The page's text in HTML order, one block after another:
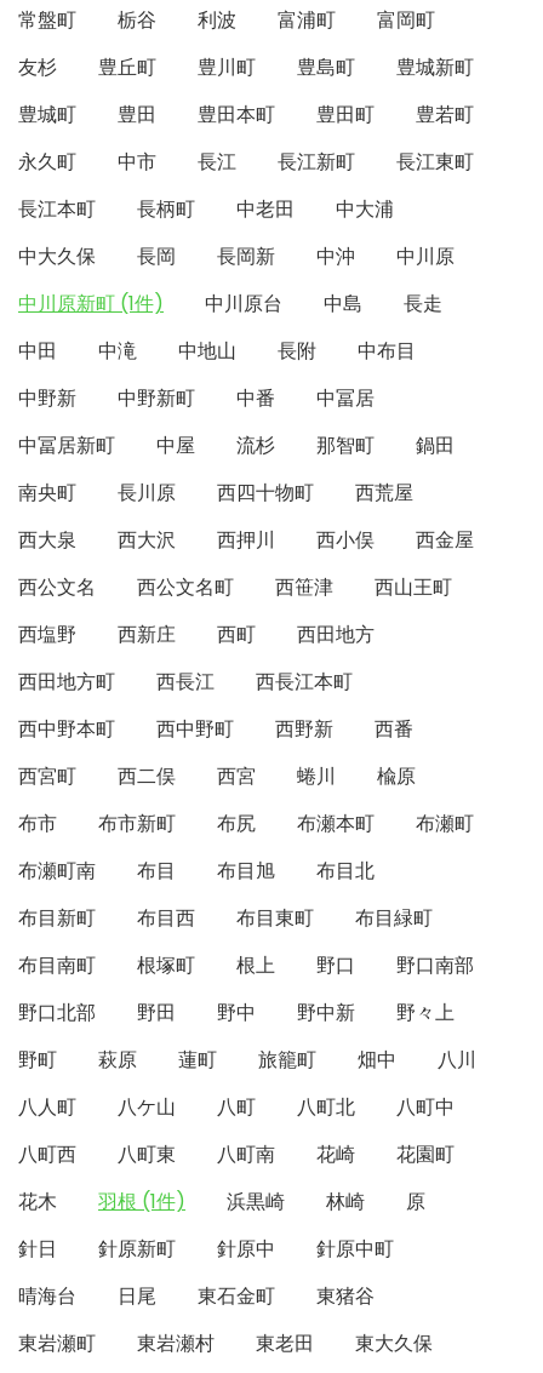
常盤町
栃谷 利波 富浦町
富岡町
友杉
豊丘町 豊川町 豊島町
豊城新町
豊城町
豊田 豊田本町 豊田町
豊若町
永久町
中市 長江 長江新町
長江東町
長江本町
長柄町 中老田
中大浦
中大久保
長岡 長岡新 中沖
中川原
中川原新町 (1件)
中川原台 中島
長走
中田
中滝 中地山 長附
中布目
中野新
中野新町 中番
中冨居
中冨居新町
中屋 流杉 那智町
鍋田
南央町
長川原 西四十物町
西荒屋
西大泉
西大沢 西押川 西小俣
西金屋
西公文名
西公文名町 西笹津
西山王町
西塩野
西新庄 西町
西田地方
西田地方町
西長江
西長江本町
西中野本町
西中野町 西野新
西番
西宮町
西二俣 西宮 蜷川
楡原
布市
布市新町 布尻 布瀬本町
布瀬町
布瀬町南
布目 布目旭
布目北
布目新町
布目西 布目東町
布目緑町
布目南町
根塚町 根上 野口
野口南部
野口北部
野田 野中 野中新
野々上
野町
萩原 蓮町 旅籠町 畑中
八川
八人町
八ケ山 八町 八町北
八町中
八町西
八町東 八町南 花崎
花園町
花木
羽根 (1件) 浜黒崎 林崎
原
針日
針原新町 針原中
針原中町
晴海台
日尾 東石金町
東猪谷
東岩瀬町
東岩瀬村 東老田 東大久保